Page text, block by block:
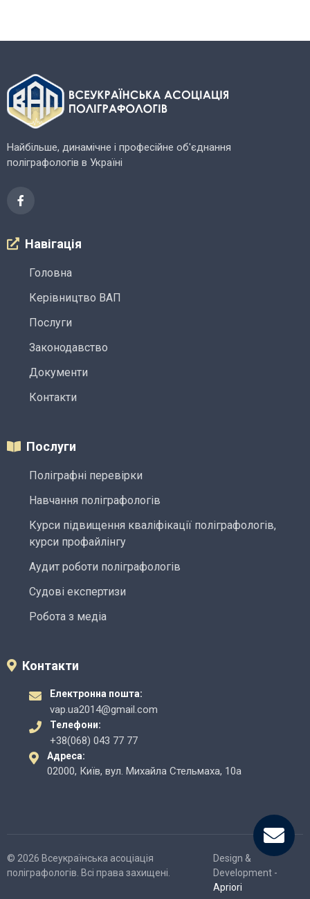
Найбільше, динамічне і професійне об'єднання
поліграфологів в Україні
Навігація
Головна
Керівництво ВАП
Послуги
Законодавство
Документи
Контакти
Послуги
Поліграфні перевірки
Навчання поліграфологів
Курси підвищення кваліфікації поліграфологів,
курси профайлінгу
Аудит роботи поліграфологів
Судові експертизи
Робота з медіа
Контакти
Електронна пошта:
vap.ua2014@gmail.com
Телефони:
+38(068) 043 77 77
Адреса:
02000, Київ, вул. Михайла Стельмаха, 10а
© 2026 Всеукраїнська асоціація
поліграфологів. Всі права захищені.
Design &
Development -
Apriori